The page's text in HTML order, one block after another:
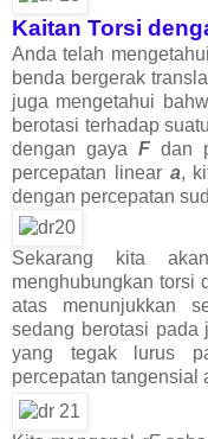
Kaitan Torsi
Anda telah
benda bergerak
juga mengetahui
berotasi terhadap
dengan gaya Fdan
percepatan linear a,
dengan percepatan
Sekarang kita
menghubungkan torsi
atas menunjukkan
sedang berotasi pada
yang tegak lurus
percepatan tangensial